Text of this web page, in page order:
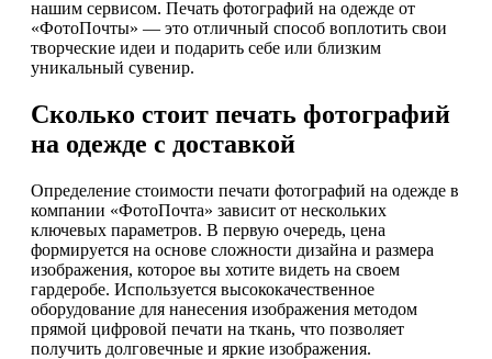
нашим сервисом. Печать фотографий на одежде от
«ФотоПочты» — это отличный способ воплотить свои
творческие идеи и подарить себе или близким
уникальный сувенир.
Сколько стоит печать фотографий
на одежде с доставкой
Определение стоимости печати фотографий на одежде в
компании «ФотоПочта» зависит от нескольких
ключевых параметров. В первую очередь, цена
формируется на основе сложности дизайна и размера
изображения, которое вы хотите видеть на своем
гардеробе. Используется высококачественное
оборудование для нанесения изображения методом
прямой цифровой печати на ткань, что позволяет
получить долговечные и яркие изображения.